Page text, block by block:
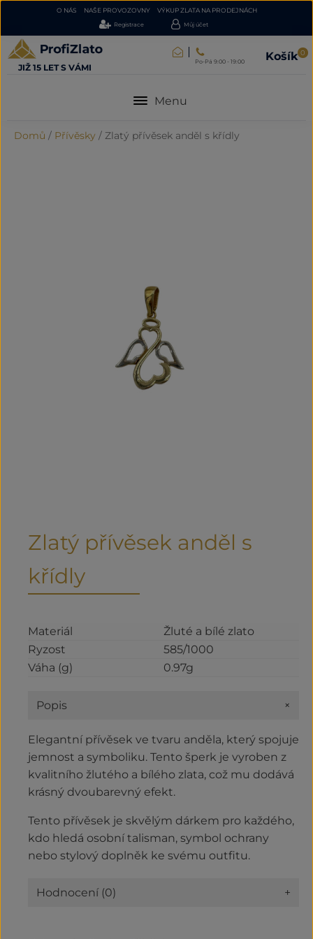
O NÁS NAŠE PROVOZOVNY VÝKUP ZLATA NA PRODEJNÁCH
Registrace Můj účet
JIŽ 15 LET S VÁMI
Po-Pá 9:00 - 19:00 Košík 0
Menu
Domů / Přívěsky / Zlatý přívěsek anděl s křídly
Zlatý přívěsek anděl s
křídly
Materiál
Žluté a bílé zlato
Ryzost
585/1000
Váha (g)
0.97g
Popis +
Elegantní přívěsek ve tvaru anděla, který spojuje
jemnost a symboliku. Tento šperk je vyroben z
kvalitního žlutého a bílého zlata, což mu dodává
krásný dvoubarevný efekt.
Tento přívěsek je skvělým dárkem pro každého,
kdo hledá osobní talisman, symbol ochrany
nebo stylový doplněk ke svému outfitu.
Hodnocení (0) +